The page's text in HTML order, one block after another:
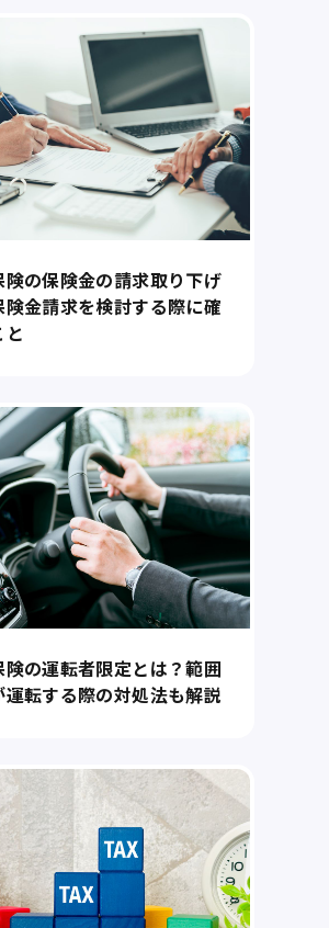
険の保険金の請求取り下げ
険金請求を検討する際に確
険の運転者限定とは？範囲
転する際の対処法も解説